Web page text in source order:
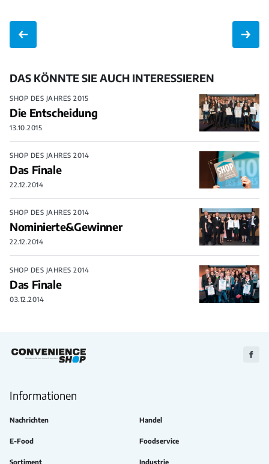
DAS KÖNNTE SIE AUCH INTERESSIEREN
SHOP DES JAHRES 2015
Die Entscheidung
13.10.2015
SHOP DES JAHRES 2014
Das Finale
22.12.2014
SHOP DES JAHRES 2014
Nominierte&Gewinner
22.12.2014
SHOP DES JAHRES 2014
Das Finale
03.12.2014
Zu
Informationen
Nachrichten Handel
E-Food Foodservice
Sortiment Industrie